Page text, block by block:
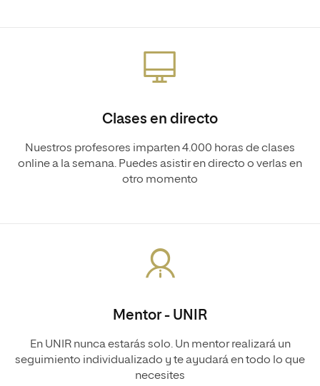
Clases en directo
Nuestros profesores imparten 4.000 horas de clases
online a la semana. Puedes asistir en directo o verlas en
otro momento
Mentor - UNIR
En UNIR nunca estarás solo. Un mentor realizará un
seguimiento individualizado y te ayudará en todo lo que
necesites